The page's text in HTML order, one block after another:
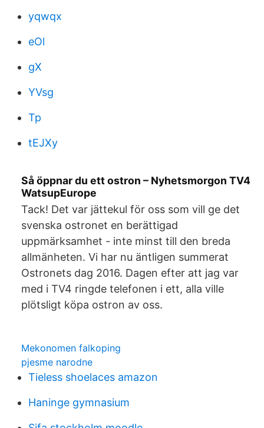
yqwqx
eOl
gX
YVsg
Tp
tEJXy
Så öppnar du ett ostron – Nyhetsmorgon TV4
WatsupEurope
Tack! Det var jättekul för oss som vill ge det
svenska ostronet en berättigad
uppmärksamhet - inte minst till den breda
allmänheten. Vi har nu äntligen summerat
Ostronets dag 2016. Dagen efter att jag var
med i TV4 ringde telefonen i ett, alla ville
plötsligt köpa ostron av oss.
Mekonomen falkoping
pjesme narodne
Tieless shoelaces amazon
Haninge gymnasium